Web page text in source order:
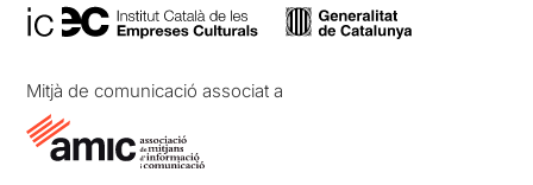
Mitjà de comunicació associat a